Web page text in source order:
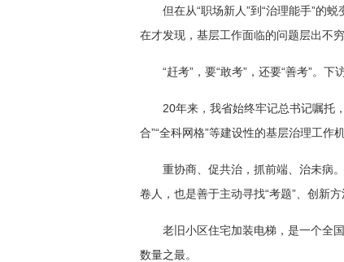
但在从“职场新人”到“治理能手”的
在才发现，基层工作面临的问题层出不
“赶考”，要“敢考”，还要“善考”。
20年来，我省始终牢记总书记嘱托
合”“全科网格”等建设性的基层治理工
重协商、促共治，抓前端、治未病
卷人，也是善于主动寻找“考题”、创新方
老旧小区住宅加装电梯，是一个全
数量之最。